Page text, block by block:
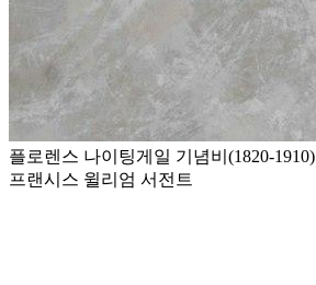
플로렌스 나이팅게일 기념비(1820-1910)
프랜시스 윌리엄 서전트